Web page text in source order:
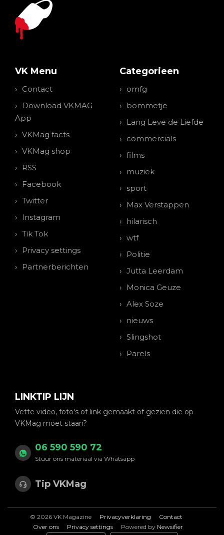
VK Menu
Contact
Download VKMAG
App
VKMag facts
VKMag shop
RSS
Facebook
Twitter
Instagram
Tik Tok
Privacy settings
Partnerberichten
Categorieen
omfg
bommetje
Lang Leve de Liefde
commercials
films
muziek
sport
Max Verstappen
hilarisch
wtf
Politie
Jutta Leerdam
Monica Geuze
Alex Soze
nieuws
Slingshot
Parels
LINKTIP LIJN
Vette video, foto's of link gemaakt of gezien die op
VKMag moet staan?
06 590 590 72
Stuur ons materiaal via Whatsapp
Tip VKMag
© 2026 VK Magazine Privacyverklaring
Contact
Over ons
Privacy settings Powered by Newsifier